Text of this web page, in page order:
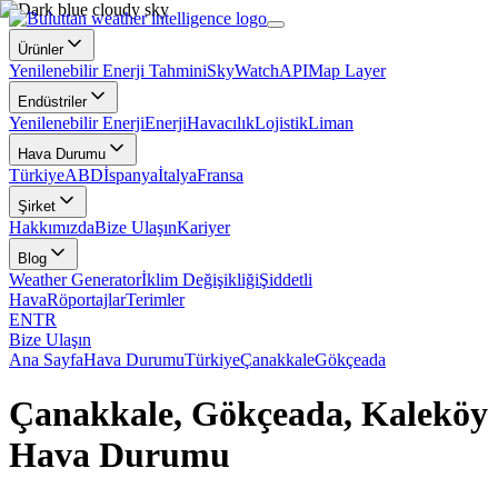
Ürünler
Yenilenebilir Enerji TahminiSkyWatchAPIMap Layer
Endüstriler
Yenilenebilir EnerjiEnerjiHavacılıkLojistikLiman
Hava Durumu
TürkiyeABDİspanyaİtalyaFransa
Şirket
HakkımızdaBize UlaşınKariyer
Blog
Weather Generatorİklim DeğişikliğiŞiddetli
HavaRöportajlarTerimler
ENTR
Bize Ulaşın
Ana SayfaHava DurumuTürkiyeÇanakkaleGökçeada
Çanakkale, Gökçeada, Kaleköy
Hava Durumu